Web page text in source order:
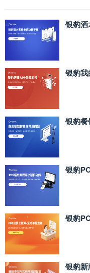
银豹
银豹
银豹
银豹
银豹
银豹新